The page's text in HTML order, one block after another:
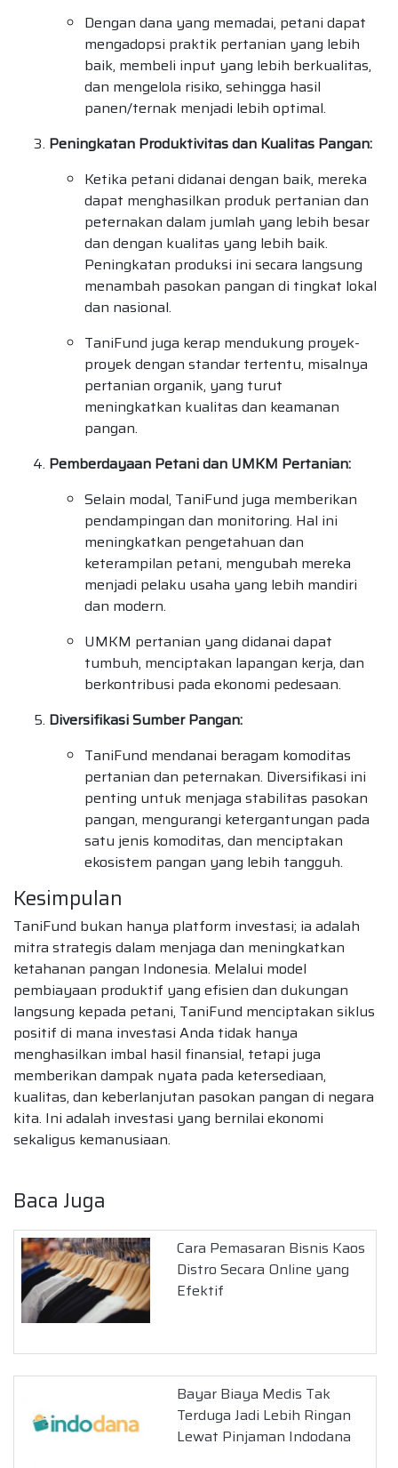
Dengan dana yang memadai, petani dapat
mengadopsi praktik pertanian yang lebih
baik, membeli input yang lebih berkualitas,
dan mengelola risiko, sehingga hasil
panen/ternak menjadi lebih optimal.
Peningkatan Produktivitas dan Kualitas Pangan:
Ketika petani didanai dengan baik, mereka
dapat menghasilkan produk pertanian dan
peternakan dalam jumlah yang lebih besar
dan dengan kualitas yang lebih baik.
Peningkatan produksi ini secara langsung
menambah pasokan pangan di tingkat lokal
dan nasional.
TaniFund juga kerap mendukung proyek-
proyek dengan standar tertentu, misalnya
pertanian organik, yang turut
meningkatkan kualitas dan keamanan
pangan.
Pemberdayaan Petani dan UMKM Pertanian:
Selain modal, TaniFund juga memberikan
pendampingan dan monitoring. Hal ini
meningkatkan pengetahuan dan
keterampilan petani, mengubah mereka
menjadi pelaku usaha yang lebih mandiri
dan modern.
UMKM pertanian yang didanai dapat
tumbuh, menciptakan lapangan kerja, dan
berkontribusi pada ekonomi pedesaan.
Diversifikasi Sumber Pangan:
TaniFund mendanai beragam komoditas
pertanian dan peternakan. Diversifikasi ini
penting untuk menjaga stabilitas pasokan
pangan, mengurangi ketergantungan pada
satu jenis komoditas, dan menciptakan
ekosistem pangan yang lebih tangguh.
Kesimpulan
TaniFund bukan hanya platform investasi; ia adalah
mitra strategis dalam menjaga dan meningkatkan
ketahanan pangan Indonesia. Melalui model
pembiayaan produktif yang efisien dan dukungan
langsung kepada petani, TaniFund menciptakan siklus
positif di mana investasi Anda tidak hanya
menghasilkan imbal hasil finansial, tetapi juga
memberikan dampak nyata pada ketersediaan,
kualitas, dan keberlanjutan pasokan pangan di negara
kita. Ini adalah investasi yang bernilai ekonomi
sekaligus kemanusiaan.
Baca Juga
Cara Pemasaran Bisnis Kaos
Distro Secara Online yang
Efektif
Bayar Biaya Medis Tak
Terduga Jadi Lebih Ringan
Lewat Pinjaman Indodana